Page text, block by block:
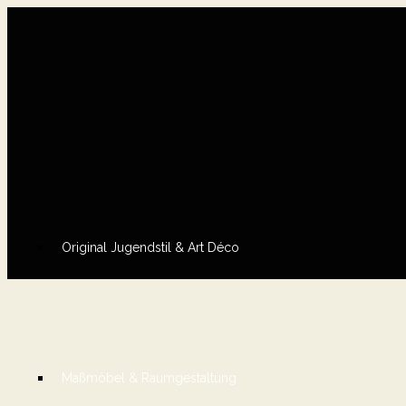
Original Jugendstil & Art Déco
Maßmöbel & Raumgestaltung